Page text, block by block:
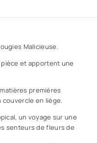
Malicieuse.
et apportent une
premières
couvercle en liège.
un voyage sur une
senteurs de fleurs de